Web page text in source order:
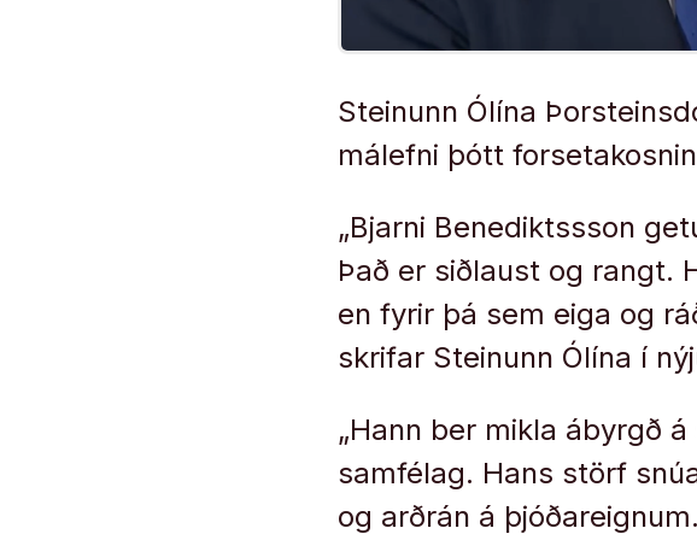
Steinunn Ólína
málefni þótt
„Bjarni Benediktssson
Það er siðlaust og rangt.
en fyrir þá sem eiga og
skrifar Steinunn Ólína í
„Hann ber mikla ábyrgð
samfélag. Hans störf
og arðrán á